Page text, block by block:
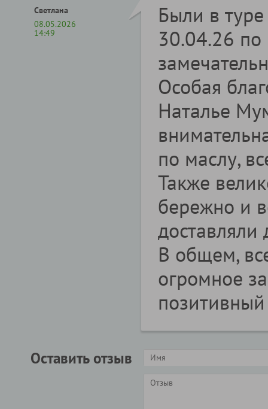
Светлана
08.05.2026
14:49
Были в туре
30.04.26 по
Особая
Наталье
по маслу,
Также
бережно и
В общем,
огромное
Оставить отзыв